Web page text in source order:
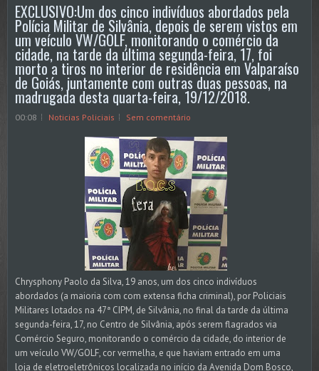
EXCLUSIVO:Um dos cinco indivíduos abordados pela
Polícia Militar de Silvânia, depois de serem vistos em
um veículo VW/GOLF, monitorando o comércio da
cidade, na tarde da última segunda-feira, 17, foi
morto a tiros no interior de residência em Valparaíso
de Goiás, juntamente com outras duas pessoas, na
madrugada desta quarta-feira, 19/12/2018.
00:08 Noticias Policiais Sem comentário
Chrysphony Paolo da Silva, 19 anos, um dos cinco indivíduos
abordados (a maioria com com extensa ficha criminal), por Policiais
Militares lotados na 47ª CIPM, de Silvânia, no final da tarde da última
segunda-feira, 17, no Centro de Silvânia, após serem flagrados via
Comércio Seguro, monitorando o comércio da cidade, do interior de
um veículo VW/GOLF, cor vermelha, e que haviam entrado em uma
loja de eletroeletrônicos localizada no início da Avenida Dom Bosco,